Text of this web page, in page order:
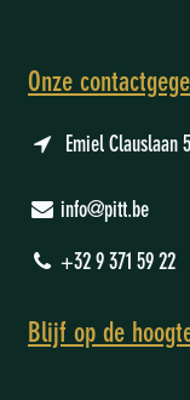
Onze
Emiel Clauslaan
info@pitt.be
+32 9 371 59 22
Blijf op de